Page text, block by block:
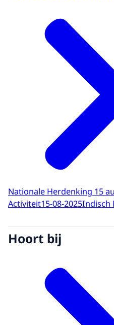
Nationale Herdenking 15
Activiteit15-08-2025Indisch
Hoort bij